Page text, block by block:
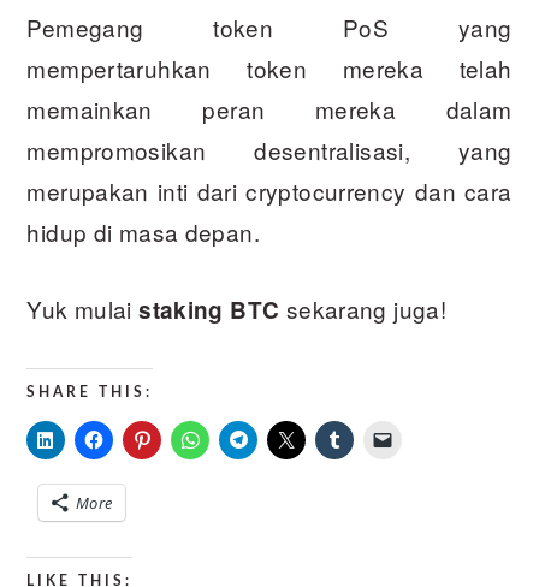
Pemegang token PoS yang
mempertaruhkan token mereka telah
memainkan peran mereka dalam
mempromosikan desentralisasi, yang
merupakan inti dari cryptocurrency dan cara
hidup di masa depan.
Yuk mulaistaking BTC sekarang juga!
SHARE THIS:
More
LIKE THIS: